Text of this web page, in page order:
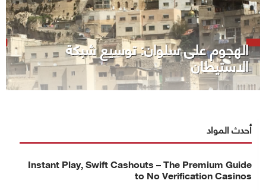
الهجوم على سلوان: توسيع شبكة
الاستيطان
أحدث المواد
Instant Play, Swift Cashouts – The Premium Guide
to No Verification Casinos